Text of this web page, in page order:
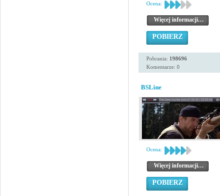
Ocena:
Więcej informacji…
POBIERZ
Pobrania: 198696
Komentarze: 0
BSLine
Ocena:
Więcej informacji…
POBIERZ